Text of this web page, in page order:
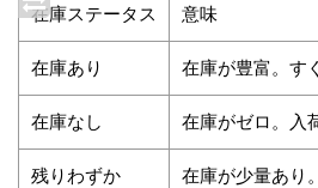
在庫ステータス 意味
在庫あり 在庫が豊富。す
在庫なし 在庫がゼロ。入
残りわずか 在庫が少量あり